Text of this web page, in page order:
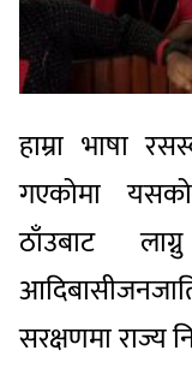
हाम्रा भाषा र
गएकोमा यसको
ठाँउबाट
लाग्नु
आदिबासी
सरक्षणमाराज्य